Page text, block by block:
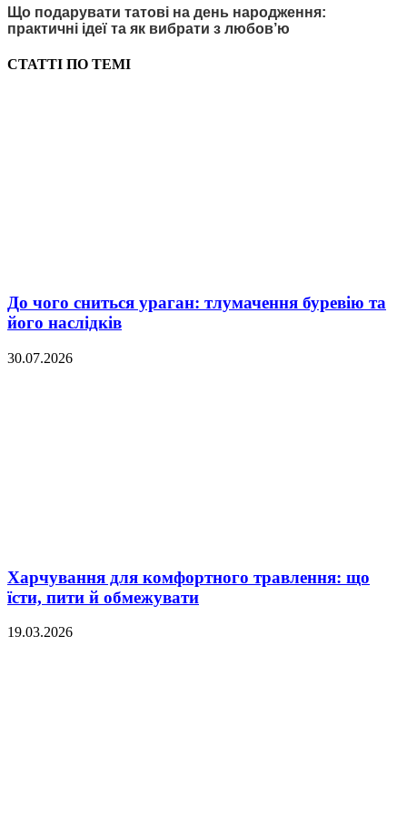
Що подарувати татові на день народження:
практичні ідеї та як вибрати з любов’ю
СТАТТІ ПО ТЕМІ
До чого сниться ураган: тлумачення буревію та
його наслідків
30.07.2026
Харчування для комфортного травлення: що
їсти, пити й обмежувати
19.03.2026